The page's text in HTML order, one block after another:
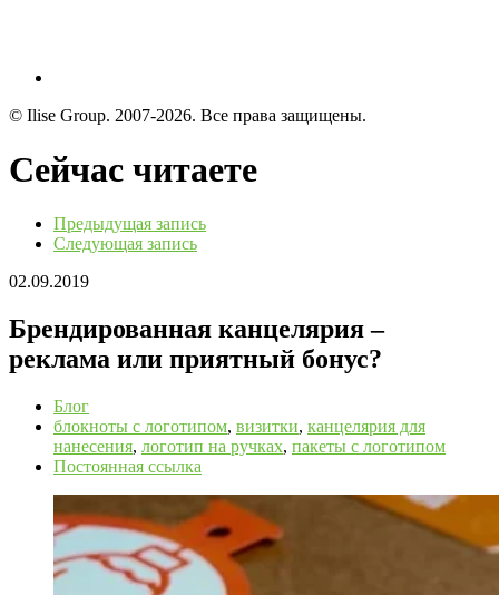
© Ilise Group. 2007-2026. Все права защищены.
Сейчас читаете
Предыдущая запись
Следующая запись
02.09.2019
Брендированная канцелярия –
реклама или приятный бонус?
Блог
блокноты с логотипом, визитки, канцелярия для
нанесения, логотип на ручках, пакеты с логотипом
Постоянная ссылка